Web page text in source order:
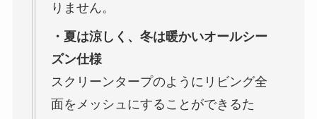
りません。
・夏は涼しく、冬は暖かいオールシー
ズン仕様
スクリーンタープのようにリビング全
面をメッシュにすることができるた